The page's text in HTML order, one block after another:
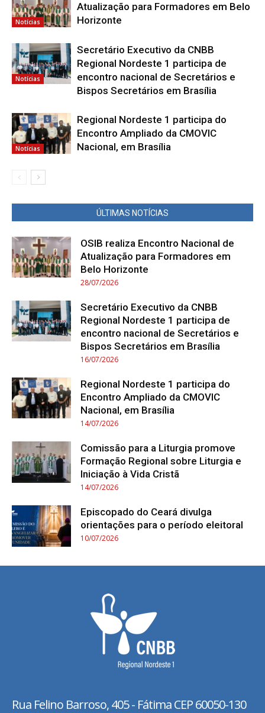
Notícias
Atualização para Formadores em Belo
Horizonte
Notícias
Secretário Executivo da CNBB
Regional Nordeste 1 participa de
encontro nacional de Secretários e
Bispos Secretários em Brasília
Notícias
Regional Nordeste 1 participa do
Encontro Ampliado da CMOVIC
Nacional, em Brasília
ÚLTIMAS NOTÍCIAS
OSIB realiza Encontro Nacional de
Atualização para Formadores em
Belo Horizonte
28/07/2026
Secretário Executivo da CNBB
Regional Nordeste 1 participa de
encontro nacional de Secretários e
Bispos Secretários em Brasília
16/07/2026
Regional Nordeste 1 participa do
Encontro Ampliado da CMOVIC
Nacional, em Brasília
14/07/2026
Comissão para a Liturgia promove
Formação Regional sobre Liturgia e
Iniciação à Vida Cristã
14/07/2026
Episcopado do Ceará divulga
orientações para o período eleitoral
10/07/2026
Rua Felino Barroso, 405 - FátimaCEP 60050-130